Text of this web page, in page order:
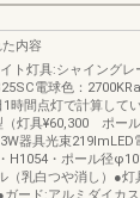
内容
ト灯具:シャイングレ
電球色：
1時間点灯で計算して
（灯具¥60,300 ポー
器具光束219lmLED
H1054・ポール径
（乳白つや消し）●灯
ガード:アルミダイカ